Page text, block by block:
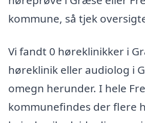
kommune, så tjek
Vi fandt 0 høreklinikker i
høreklinik eller audiolog i
omegn herunder. I hele
kommunefindes der flere